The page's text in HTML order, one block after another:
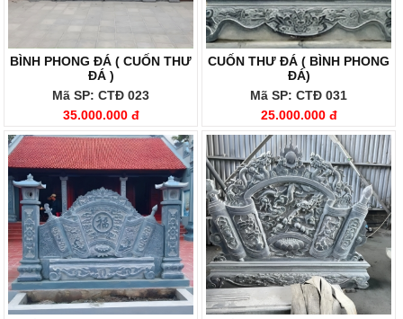
BÌNH PHONG ĐÁ ( CUỐN THƯ
ĐÁ )
Mã SP: CTĐ 023
35.000.000 đ
CUỐN THƯ ĐÁ ( BÌNH PHONG
ĐÁ)
Mã SP: CTĐ 031
25.000.000 đ